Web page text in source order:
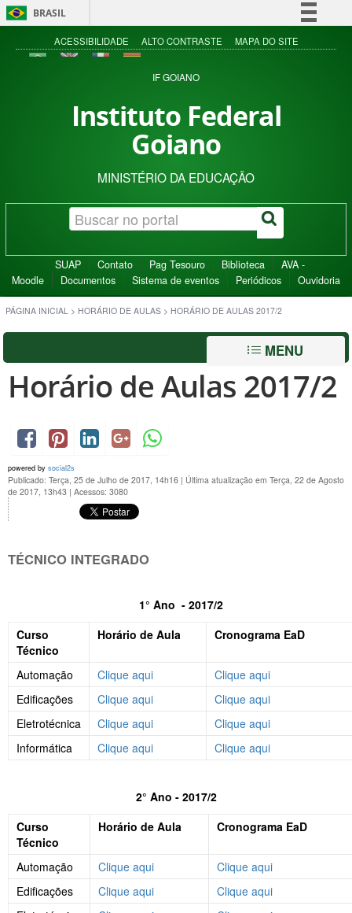
BRASIL
Simplifique!
Acesso à informação
ACESSIBILIDADE ALTO CONTRASTE MAPA DO SITE
IF GOIANO
Instituto Federal
Goiano
MINISTÉRIO DA EDUCAÇÃO
SUAP Contato Pag Tesouro Biblioteca
AVA -
Moodle
Documentos Sistema de eventos Periódicos Ouvidoria
PÁGINA INICIAL > HORÁRIO DE AULAS > HORÁRIO DE AULAS 2017/2
MENU
Horário de Aulas 2017/2
powered by social2s
Publicado: Terça, 25 de Julho de 2017, 14h16 | Última atualização em Terça, 22 de Agosto
de 2017, 13h43 | Acessos: 3080
TÉCNICO INTEGRADO
1° Ano - 2017/2
Curso
Técnico
Horário de Aula Cronograma EaD
Automação Clique aqui
Clique aqui
Edificações
Clique aqui
Clique aqui
Eletrotécnica
Clique aqui
Clique aqui
Informática
Clique aqui Clique aqui
2° Ano - 2017/2
Curso
Técnico
Horário de Aula Cronograma EaD
Automação Clique aqui
Clique aqui
Edificações
Clique aqui
Clique aqui